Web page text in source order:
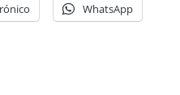
WhatsApp